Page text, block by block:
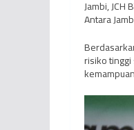
Jambi,
Antara
risiko